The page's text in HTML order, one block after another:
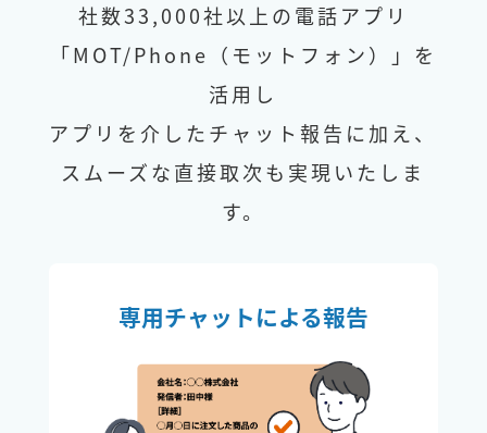
社数33,000社以上の電話アプリ
「MOT/Phone（モットフォン）」を
活用し
アプリを介したチャット報告に加え、
スムーズな直接取次も実現いたしま
す。
専用チャットによる報告